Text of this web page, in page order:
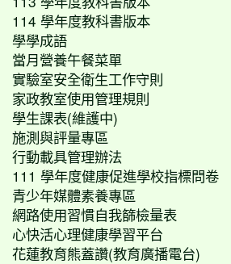
114 學年度教科書版本
學學成語
當月營養午餐菜單
實驗室安全衛生工作守則
家政教室使用管理規則
學生課表(維護中)
施測與評量專區
行動載具管理辦法
111 學年度健康促進學校指標問卷
青少年媒體素養專區
網路使用習慣自我篩檢量表
心快活心理健康學習平台
花蓮教育熊蓋讚(教育廣播電台)